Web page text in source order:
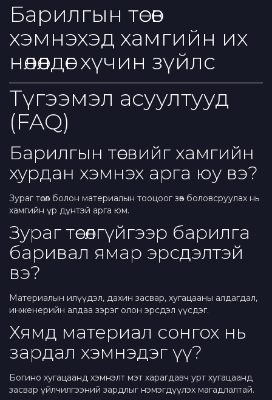
Барилгын төсөв
хэмнэхэд хамгийн их
нөлөөлдөг хүчин зүйлс
Түгээмэл асуултууд
(FAQ)
Барилгын төсвийг хамгийн
хурдан хэмнэх арга юу вэ?
Зураг төсөл болон материалын тооцоог зөв боловсруулах нь
хамгийн үр дүнтэй арга юм.
Зураг төсөлгүйгээр барилга
баривал ямар эрсдэлтэй
вэ?
Материалын илүүдэл, дахин засвар, хугацааны алдагдал,
инженерийн алдаа зэрэг олон эрсдэл үүсдэг.
Хямд материал сонгох нь
зардал хэмнэдэг үү?
Богино хугацаанд хэмнэлт мэт харагдавч урт хугацаанд
засвар үйлчилгээний зардлыг нэмэгдүүлэх магадлалтай.